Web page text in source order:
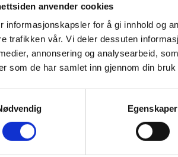
anvender cookies
informasjonskapsler for å gi innhold og
trafikken vår. Vi deler dessuten
annonsering og analysearbeid,
som de har samlet inn gjennom din
Egenskaper
og manipulering av
muskler og strukturer
områder som egner seg
andre terapeutiske
som inkluderer
som en del av en